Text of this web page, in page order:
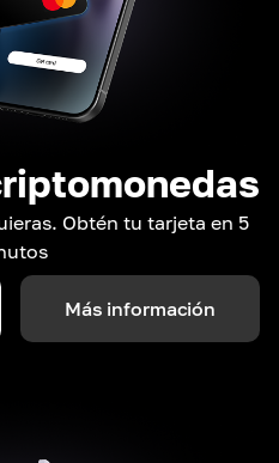
Obtén tu tarjeta en 5
Más información